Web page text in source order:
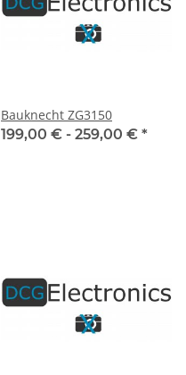
Bauknecht ZG3150
199,00 € - 259,00 € *